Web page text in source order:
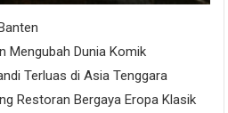
Mengubah Dunia Komik
Terluas di Asia Tenggara
Restoran Bergaya Eropa Klasik